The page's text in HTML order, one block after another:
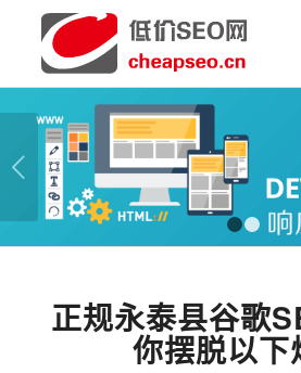
正规永泰县谷歌
你摆脱以下